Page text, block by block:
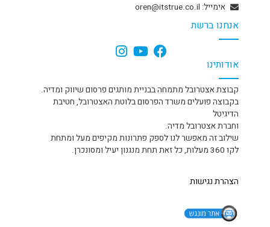
אודותינו
קבוצת אצטרובל מתמחה בבניית מותגים פרסום שיווק ומדיה.
בקבוצה פועלים משרד הפרסום בלוטת האצטרובל, חטיבת
הדיגיטל
וחברת אצטרובל מדיה.
שילוב זה מאפשר לנו לספק פתרונות מקיפים מעל ומתחת
לקו 360 מעלות, כל זאת תחת מנגנון יעיל ומסונכרן.
הצהרת נגישות
אימייל: oren@itstrue.co.il
אנחנו ברשת